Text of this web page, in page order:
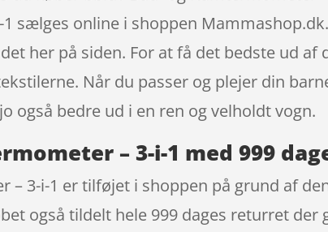
sælges online i shoppen
her på siden. For at få det bedste ud af
Når du passer og plejer din
også bedre ud i en ren og velholdt vogn.
– 3-i-1 med 999
– 3-i-1 er tilføjet i shoppen på grund af
også tildelt hele 999 dages returret der